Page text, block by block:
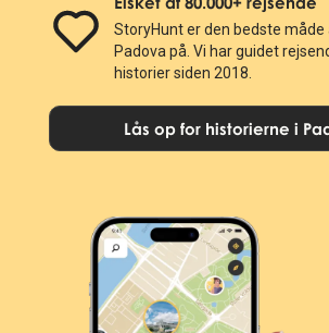
StoryHunt er den bedste måde
Padova på. Vi har guidet
historier siden 2018.
Lås op for historierne i